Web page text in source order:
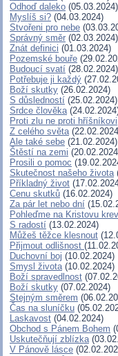
Odhoď daleko (05.03.2024)
Myslíš si? (04.03.2024)
Stvořeni pro nebe
Správný směr (02.03.2024)
Znát definici (01.03.2024)
Pozemské bouře
Budoucí svatí (28.02.2024)
Potřebuje ji každý
Boží skutky (26.02.2024)
S důsledností (25.02.2024)
Srdce člověka
Proti zlu ne proti hříšníkovi
Z celého světa
Ale také sebe (21.02.2024)
Štěstí na zemi
Prosili o pomoc
Skutečnost našeho života
Příkladný život
Cenu skutků (16.02.2024)
Za pár let nebo dní
Pohleďme na Kristovu krev
S radostí (13.02.2024)
Můžeš těžce klesnout
Přijmout odlišnost
Duchovní boj (10.02.2024)
Smysl života(10.02.2024)
Boží spravedlnost
Boží skutky (07.02.2024)
Stejným směrem
Čas na sluníčku
Laskavost (04.02.2024)
Obchod s Pánem Bohem
Uskutečňují zblízka
V Pánově lásce